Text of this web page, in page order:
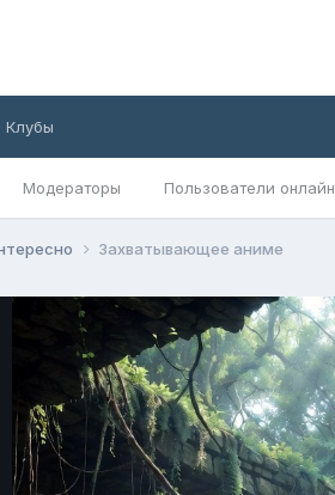
Модераторы Пользователи онлайн
Клубы
Захватывающее аниме